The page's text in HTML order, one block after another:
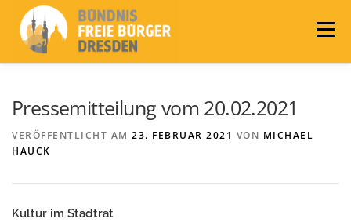
Inhalt
springen
Menü
PRESSE
Pressemitteilung vom 20.02.2021
VERÖFFENTLICHT AM 23. FEBRUAR 2021 VON MICHAEL
HAUCK
Kultur im Stadtrat